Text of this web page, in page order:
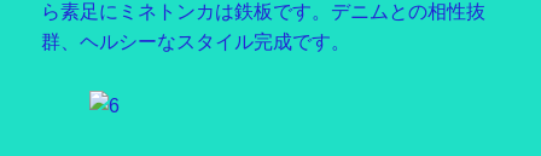
ら素足にミネトンカは鉄板です。デニムとの相性抜
群、ヘルシーなスタイル完成です。